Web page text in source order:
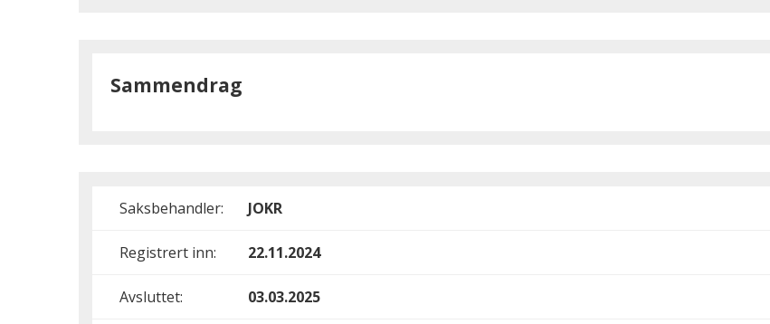
Sammendrag
Saksbehandler: JOKR
Registrert inn: 22.11.2024
Avsluttet: 03.03.2025